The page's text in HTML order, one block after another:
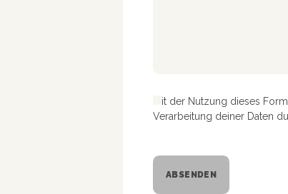
Mit der Nutzung dieses
Verarbeitung deiner Daten